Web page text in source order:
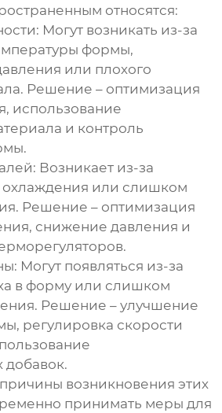
относятся:
Могут возникать из-за
формы,
или плохого
Решение – оптимизация
использование
и контроль
Возникает из-за
или слишком
Решение – оптимизация
снижение давления и
Могут появляться из-за
в форму или слишком
Решение – улучшение
регулировка скорости
добавок.
возникновения этих
принимать меры для